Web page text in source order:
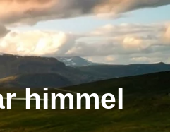
r himmel